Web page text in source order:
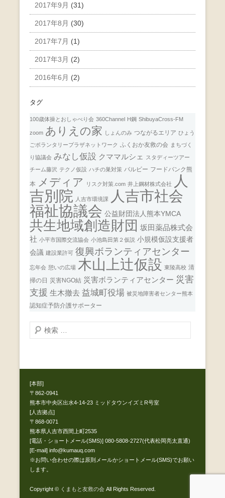
2017年9月 (31)
2017年8月 (30)
2017年7月 (1)
2017年3月 (2)
2016年6月 (2)
タグ
100歳体操とおしゃべり会 360Channel H鋼 ShibuyaCross-FM
zoom ありえの家 しょんのみ つながるエリア ひょう
ごボランタリープラザネットワーク ふくおか友救の会 まちづく
り協議会 みなし仮設 クママルシェ
スタディーツアー
チーム藤沢 テクノ仮設 ハチの巣対策 バルビー フードバンク熊
本 メディア リスク対策.com 井上鋼材株式会社
人
吉別院
人吉市環境課
人吉市社会
福祉協議会 公益財団法人熊本YMCA
共生地域創造財団 坂田薬品株式会
社 小平市国際交流協会 小池島田第２仮説 小規模仮設支援者
会議 建設業許可 復興ボランティアセンター
忘年会 憩いの広場 木山上辻仮設 東陵高校 清
掃の日 災害NGO結 災害ボランティアセンター 災害
支援 生木撤去 益城町役場 被災地障害者センター熊本
認知症予防介護サポーター
検
索
[本部]
〒862-0941
熊本市中央区出水4-14-23 ミッドタウンイズミR号室
[人吉拠点]
〒868-0071
熊本県人吉市西間上町2535
[電話・ショートメール(SMS)] 080-5808-2727(代表松岡亮太直通)
[E-mail] info@kumauq.com
※お問い合わせの際は原則メールかショートメール(SMS)でお願い
します。
Copyright © くまもと友救の会 All Rights Reserved.